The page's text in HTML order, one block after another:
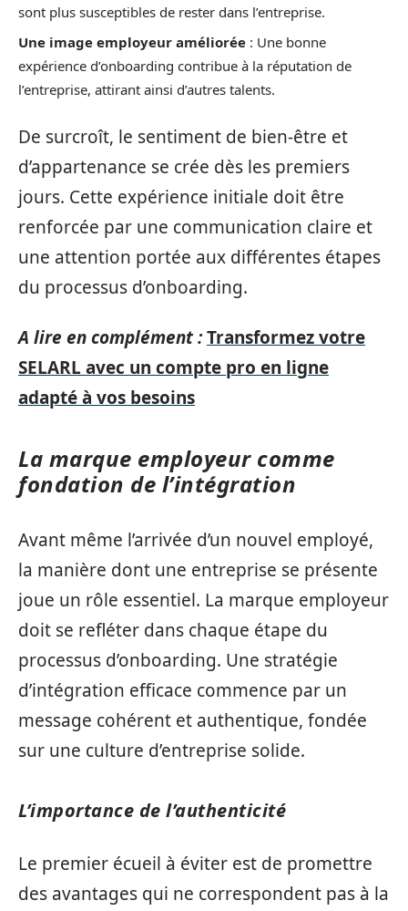
sont plus susceptibles de rester dans l’entreprise.
Une image employeur améliorée : Une bonne
expérience d’onboarding contribue à la réputation de
l’entreprise, attirant ainsi d’autres talents.
De surcroît, le sentiment de bien-être et
d’appartenance se crée dès les premiers
jours. Cette expérience initiale doit être
renforcée par une communication claire et
une attention portée aux différentes étapes
du processus d’onboarding.
A lire en complément :Transformez votre
SELARL avec un compte pro en ligne
adapté à vos besoins
La marque employeur comme
fondation de l’intégration
Avant même l’arrivée d’un nouvel employé,
la manière dont une entreprise se présente
joue un rôle essentiel. La marque employeur
doit se refléter dans chaque étape du
processus d’onboarding. Une stratégie
d’intégration efficace commence par un
message cohérent et authentique, fondée
sur une culture d’entreprise solide.
L’importance de l’authenticité
Le premier écueil à éviter est de promettre
des avantages qui ne correspondent pas à la